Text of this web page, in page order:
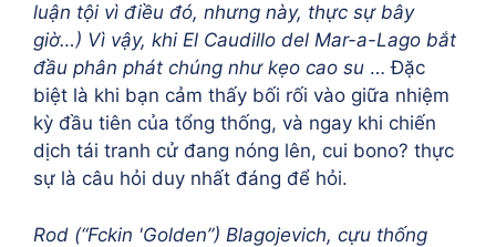
luận tội vì điều đó, nhưng này, thực sự bây
giờ…) Vì vậy, khi El Caudillo del Mar-a-Lago bắt
đầu phân phát chúng như kẹo cao su … Đặc
biệt là khi bạn cảm thấy bối rối vào giữa nhiệm
kỳ đầu tiên của tổng thống, và ngay khi chiến
dịch tái tranh cử đang nóng lên, cui bono? thực
sự là câu hỏi duy nhất đáng để hỏi.
Rod (“Fckin 'Golden”) Blagojevich, cựu thống